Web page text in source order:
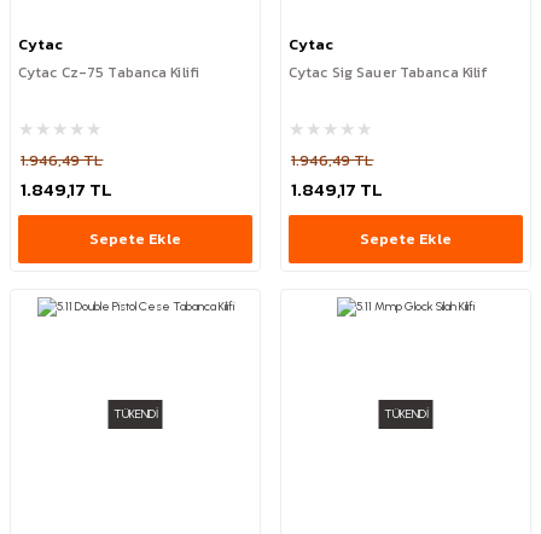
Cytac
Cytac Cz-75 Tabanca Kilifi
1.946,49 TL
1.849,17 TL
Sepete Ekle
Cytac
Cytac Sig Sauer Tabanca Kilif
1.946,49 TL
1.849,17 TL
Sepete Ekle
TÜKENDİ TÜKENDİ